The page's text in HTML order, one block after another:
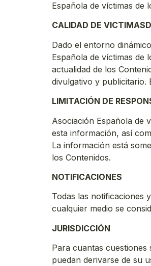
Española de víctimas de
CALIDAD DE
Dado el entorno
Española de víctimas de
actualidad de los
divulgativo y
LIMITACIÓN DE
Asociación Española de
esta información, así
La información está
los Contenidos.
NOTIFICACIONES
Todas las notificaciones
cualquier medio se
JURISDICCIÓN
Para cuantas
puedan derivarse de su